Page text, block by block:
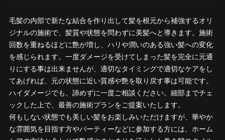
毛髪の内部で新たな結合を作り出して髪を根元から補強するオリ
ジナルの施術で、髪質や状態を問わずに美髪へと導きます。施術
回数を重ねるほどに艶が増し、ハリや潤いのある強い髪への変化
を感じられます。一度ダメージを受けてしまった髪を完全に元通
りにする事は出来ませんが、適切なタイミングで適切なケアをし
てあげれば、元の状態に近い質感や艶を取り戻す事は可能です。
ハイダメージでも、諦めずに一度ご相談ください。細部までチェ
ックした上で、最善の施術プランをご提案いたします。
何もしない状態でも美しい髪をお楽しみいただけますが、華やか
な雰囲気を目指す方やパーティーなどに参加する方には、ホーム